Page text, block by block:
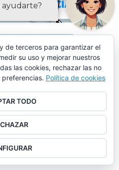
de terceros para garantizar el
su uso y mejorar nuestros
las cookies, rechazar las no
preferencias. Política de cookies
TODO